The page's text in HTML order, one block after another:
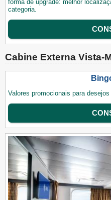
forma de upgrade: melhor
categoria.
Cabine Externa Vista-
Valores promocionais para desejos